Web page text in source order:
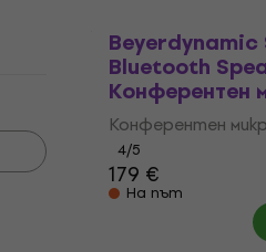
Beyerdynamic
Bluetooth
Конферентен
Конферентен
4/5
179 €
На път